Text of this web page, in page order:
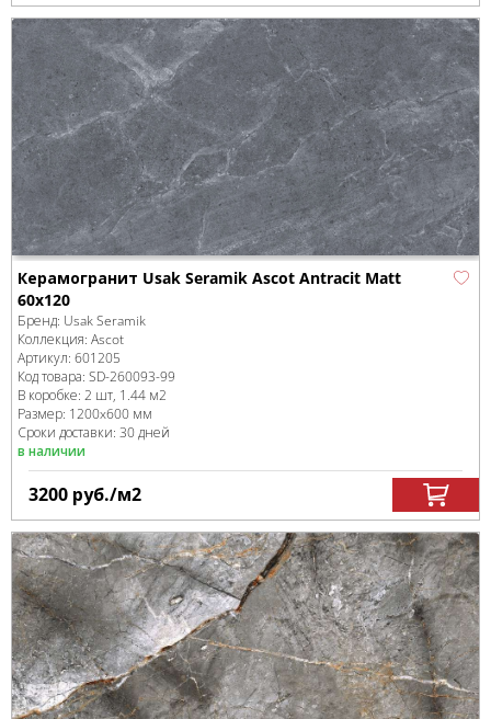
Керамогранит Usak Seramik Ascot Antracit Matt
60x120
Бренд: Usak Seramik
Коллекция: Ascot
Артикул: 601205
Код товара: SD-260093-99
В коробке: 2 шт, 1.44 м2
Размер: 1200x600 мм
Сроки доставки: 30 дней
в наличии
3200 руб./м2